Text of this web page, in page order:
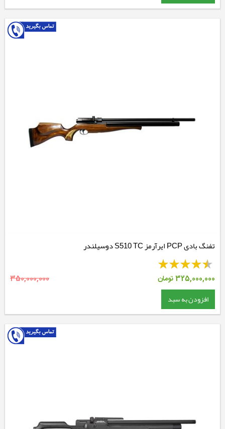
تفنگ بادی PCP ایرآرمز S510 TC دوسیلندر
325,000,000تومان 350,000,000
افزودن به سبد